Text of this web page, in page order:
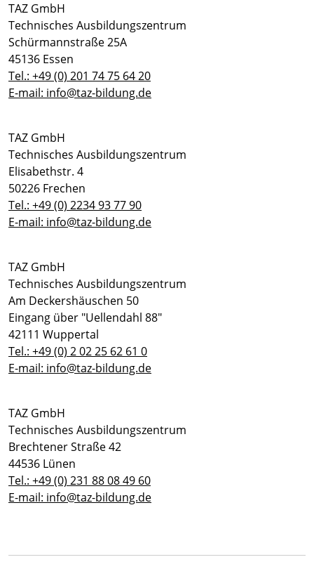
TAZ GmbH
Technisches Ausbildungszentrum
Schürmannstraße 25A
45136 Essen
Tel.: +49 (0) 201 74 75 64 20
E-mail: info@taz-bildung.de
TAZ GmbH
Technisches Ausbildungszentrum
Elisabethstr. 4
50226 Frechen
Tel.: +49 (0) 2234 93 77 90
E-mail: info@taz-bildung.de
TAZ GmbH
Technisches Ausbildungszentrum
Am Deckershäuschen 50
Eingang über "Uellendahl 88"
42111 Wuppertal
Tel.: +49 (0) 2 02 25 62 61 0
E-mail: info@taz-bildung.de
TAZ GmbH
Technisches Ausbildungszentrum
Brechtener Straße 42
44536 Lünen
Tel.: +49 (0) 231 88 08 49 60
E-mail: info@taz-bildung.de